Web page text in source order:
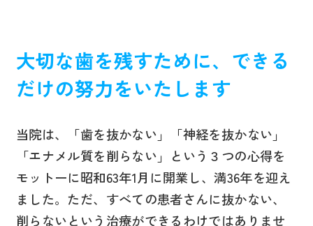
大切な歯を残すために、できる
だけの努力をいたします
当院は、「歯を抜かない」「神経を抜かない」
「エナメル質を削らない」という３つの心得を
モットーに昭和63年1月に開業し、満36年を迎え
ました。ただ、すべての患者さんに抜かない、
削らないという治療ができるわけではありませ